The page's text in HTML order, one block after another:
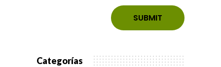
Categorías